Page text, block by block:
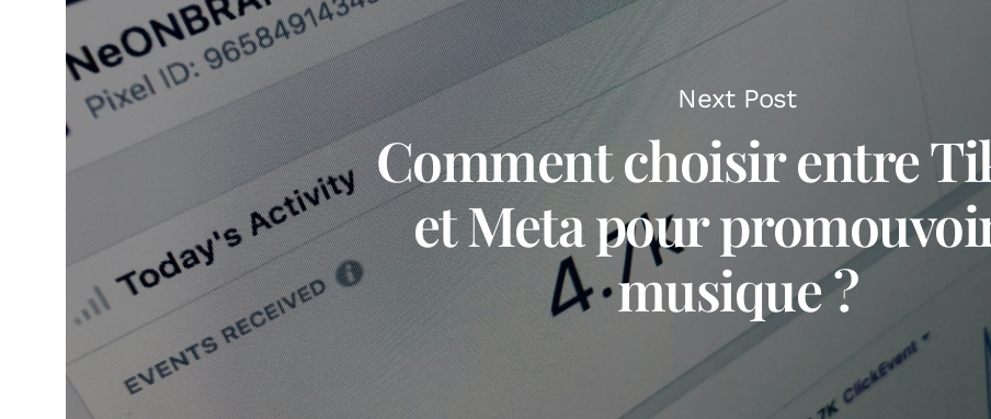
Next Post
Comment choisir entre
et Meta pour
musique ?